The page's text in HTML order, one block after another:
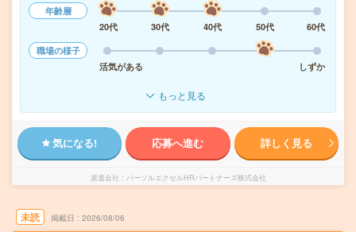
年齢層
20代
30代 40代 50代
60代
職場の様子
活気がある
しずか
もっと見る
気になる! 応募へ進む 詳しく見る
派遣会社 パーソルエクセルHRパートナーズ株式会社
未読 掲載日 2026/08/06